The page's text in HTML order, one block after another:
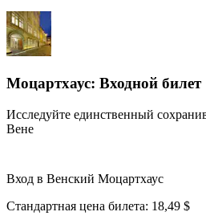
Моцартхаус: Входной билет
Исследуйте единственный
Вене
Вход в Венский Моцартхаус
Стандартная цена билета: 18,49 $